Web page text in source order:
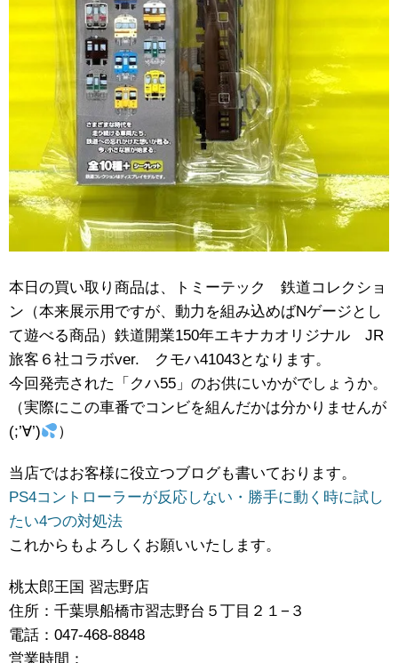
本日の買い取り商品は、トミーテック 鉄道コレクショ
ン（本来展示用ですが、動力を組み込めばNゲージとし
て遊べる商品）鉄道開業150年エキナカオリジナル JR
旅客６社コラボver. クモハ41043となります。
今回発売された「クハ55」のお供にいかがでしょうか。
（実際にこの車番でコンビを組んだかは分かりませんが
(;’∀’)
）
当店ではお客様に役立つブログも書いております。
PS4コントローラーが反応しない・勝手に動く時に試し
たい4つの対処法
これからもよろしくお願いいたします。
桃太郎王国 習志野店
住所：千葉県船橋市習志野台５丁目２１−３
電話：047-468-8848
営業時間：